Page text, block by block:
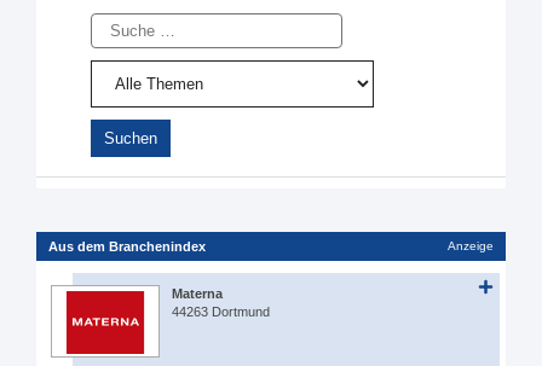
Suche
Aus dem Branchenindex Anzeige
Materna
44263 Dortmund